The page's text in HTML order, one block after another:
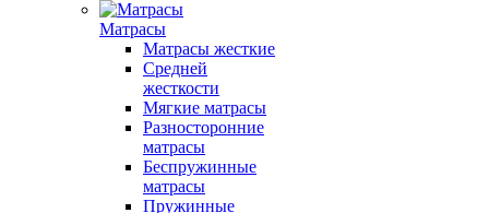
Матрасы
Матрасы жесткие
Средней
жесткости
Мягкие матрасы
Разносторонние
матрасы
Беспружинные
матрасы
Пружинные